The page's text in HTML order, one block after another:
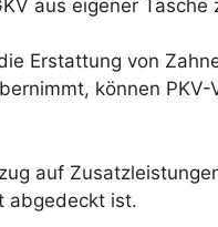
aus eigener Tasche
Erstattung von
können
auf
abgedeckt ist.